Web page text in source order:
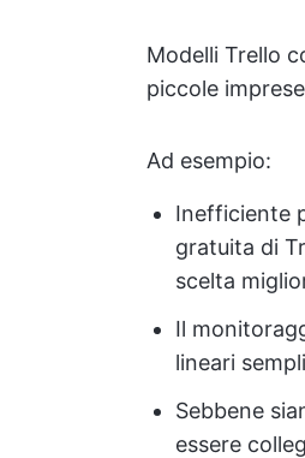
Modelli Trello
piccole
Ad esempio:
Inefficiente
gratuita di
scelta
Il
lineari
Sebbene
essere